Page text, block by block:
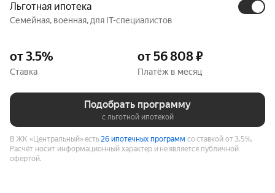
Льготная ипотека
Семейная, военная, для IT-специалистов
от 3.5%
Ставка
от 56 808 ₽
Платёж в месяц
Подобрать программу
с льготной ипотекой
В ЖК «Центральный» есть26 ипотечных программ со ставкой от 3.5%.
Расчёт носит информационный характер и не является публичной
офертой.